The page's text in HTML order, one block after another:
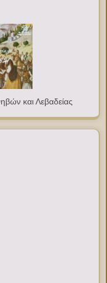
και Λεβαδείας